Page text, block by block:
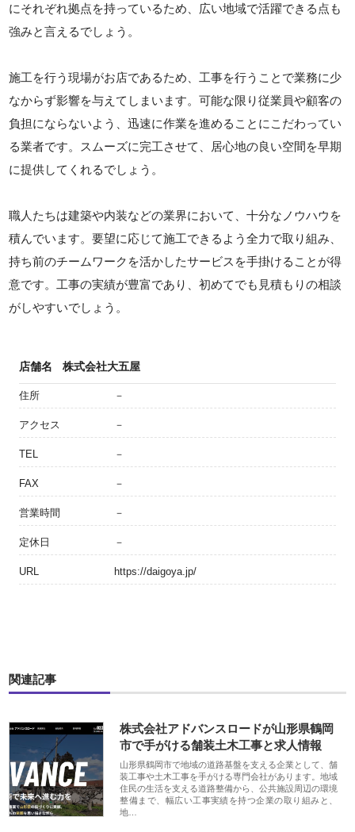
にそれぞれ拠点を持っているため、広い地域で活躍できる点も
強みと言えるでしょう。
施工を行う現場がお店であるため、工事を行うことで業務に少
なからず影響を与えてしまいます。可能な限り従業員や顧客の
負担にならないよう、迅速に作業を進めることにこだわってい
る業者です。スムーズに完工させて、居心地の良い空間を早期
に提供してくれるでしょう。
職人たちは建築や内装などの業界において、十分なノウハウを
積んでいます。要望に応じて施工できるよう全力で取り組み、
持ち前のチームワークを活かしたサービスを手掛けることが得
意です。工事の実績が豊富であり、初めてでも見積もりの相談
がしやすいでしょう。
店舗名 株式会社大五屋
住所 －
アクセス －
TEL －
FAX －
営業時間 －
定休日 －
URL https://daigoya.jp/
関連記事
株式会社アドバンスロードが山形県鶴岡
市で手がける舗装土木工事と求人情報
山形県鶴岡市で地域の道路基盤を支える企業として、舗
装工事や土木工事を手がける専門会社があります。地域
住民の生活を支える道路整備から、公共施設周辺の環境
整備まで、幅広い工事実績を持つ企業の取り組みと、
地…